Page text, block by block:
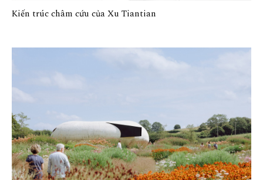
Kiến trúc châm cứu của Xu Tiantian